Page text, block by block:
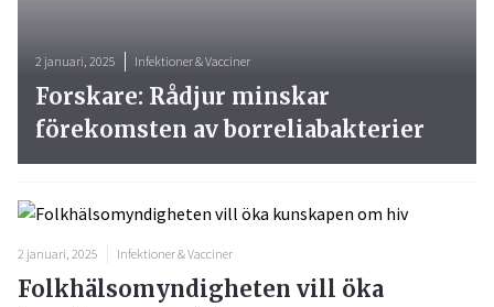
2 januari, 2025 Infektioner & Vacciner
Forskare: Rådjur minskar
förekomsten av borreliabakterier
2 januari, 2025 Infektioner & Vacciner
Folkhälsomyndigheten vill öka